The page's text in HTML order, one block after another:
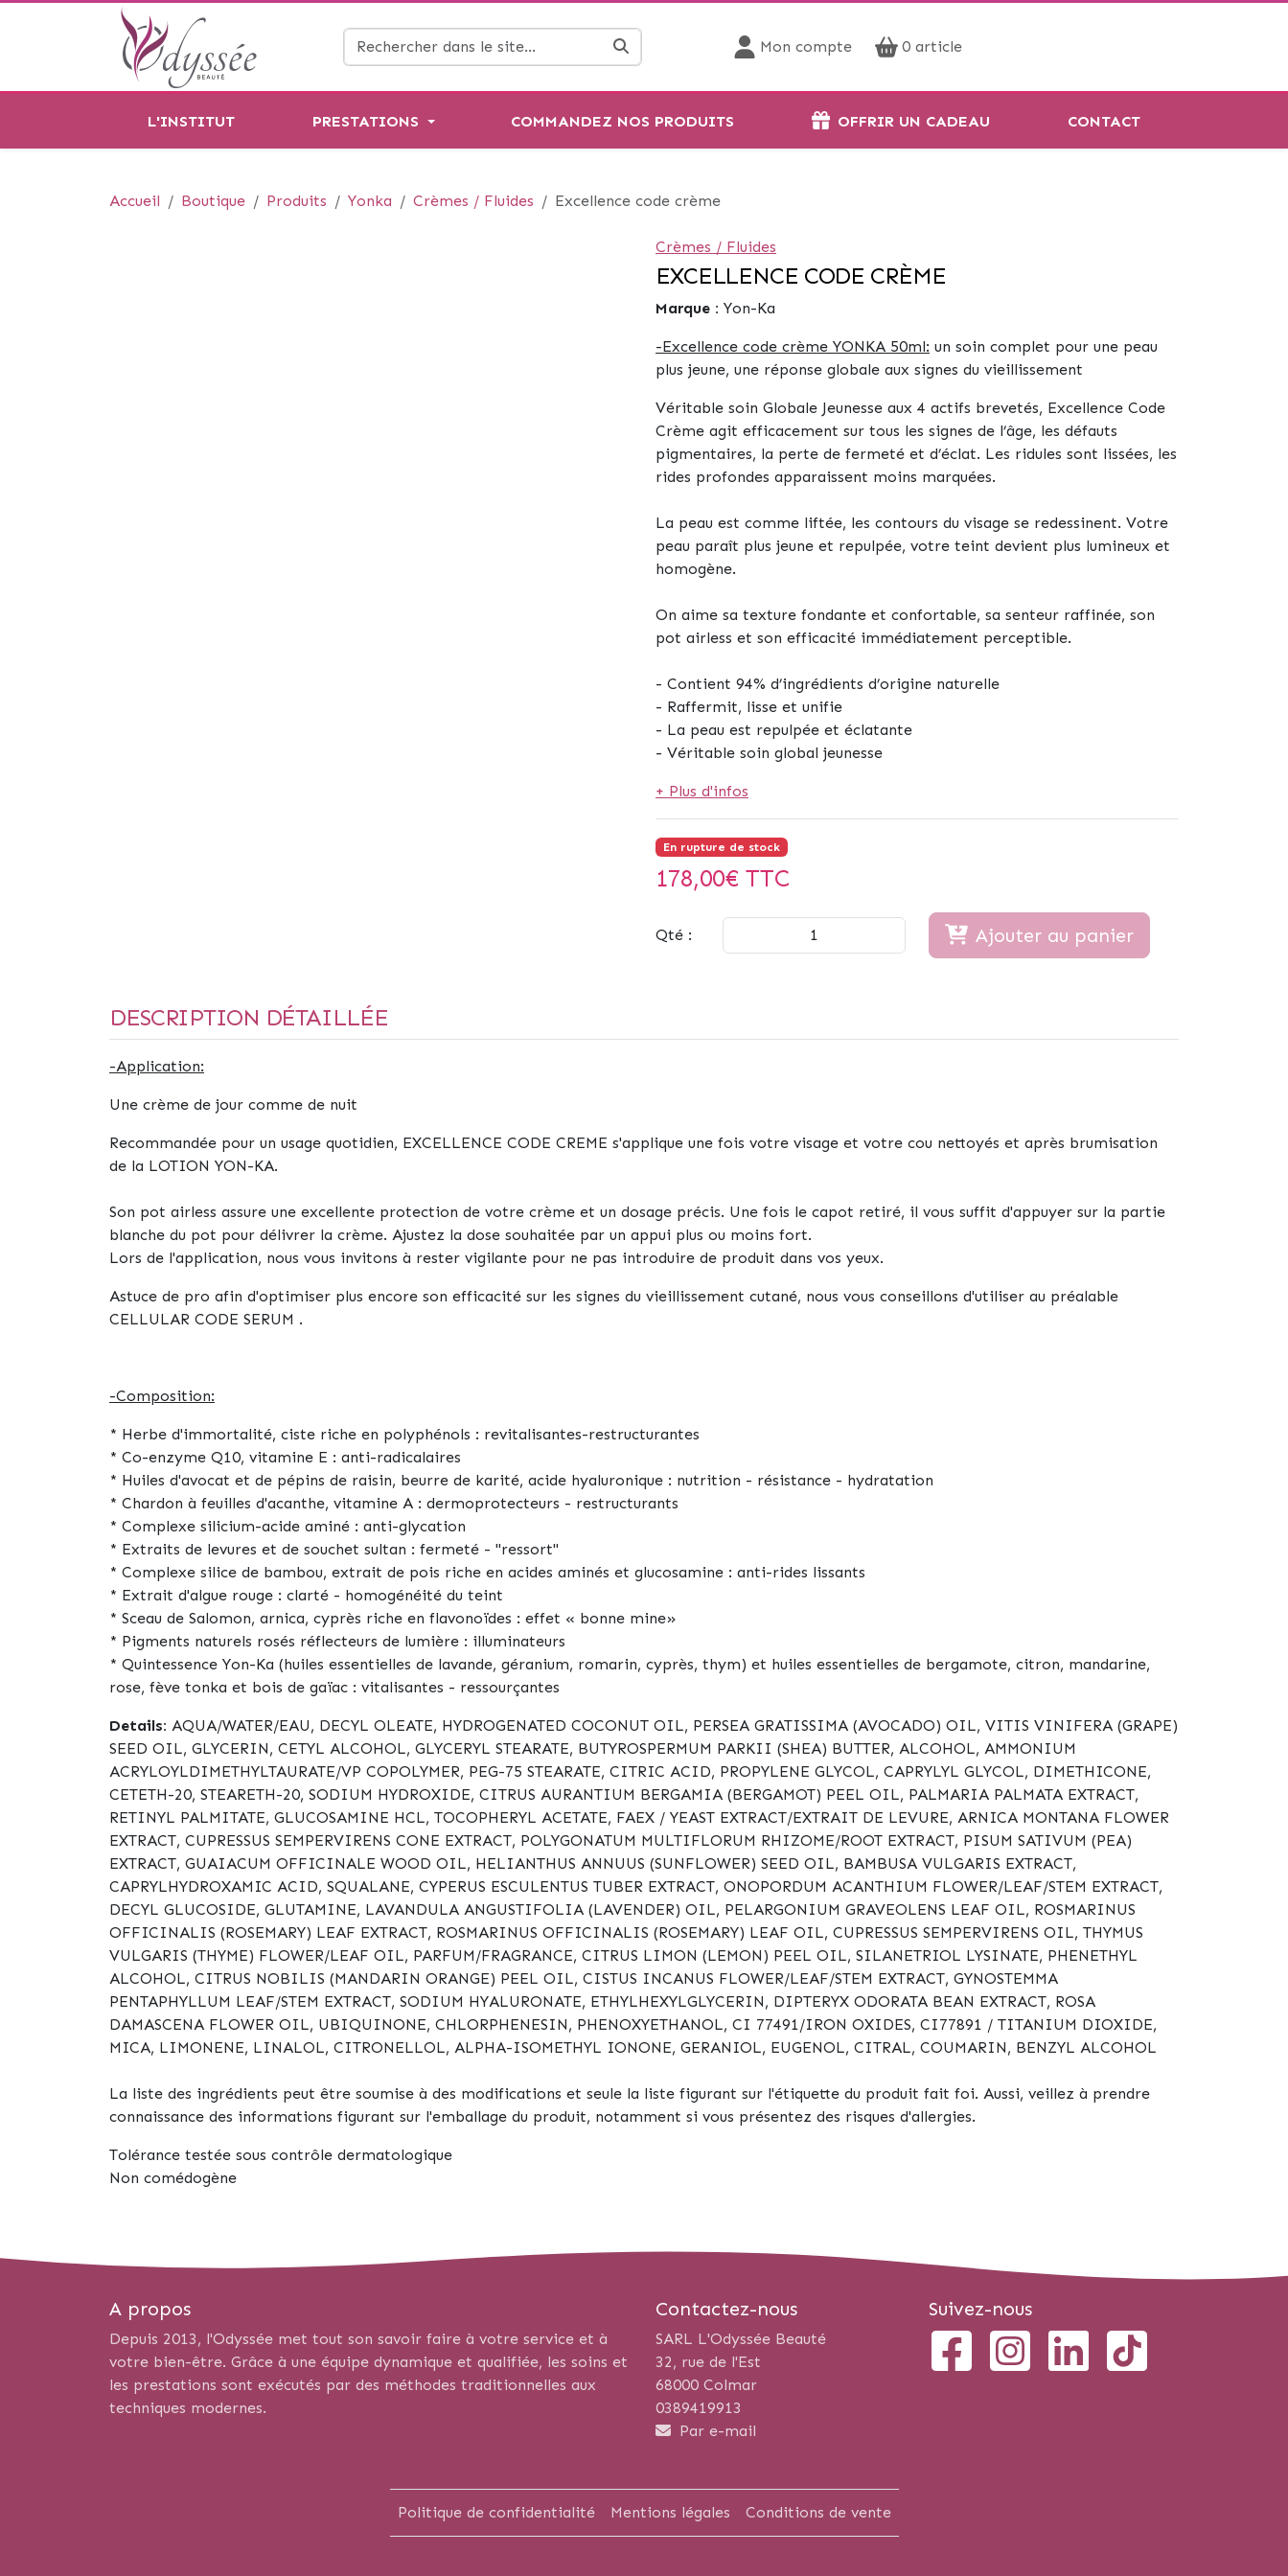
Mon compte 0 article
L'INSTITUT PRESTATIONS COMMANDEZ NOS PRODUITS OFFRIR UN CADEAU CONTACT
Accueil Boutique Produits Yonka Crèmes / Fluides Excellence code crème
Crèmes / Fluides
EXCELLENCE CODE CRÈME
Marque : Yon-Ka
-Excellence code crème YONKA 50ml: un soin complet pour une peau
plus jeune, une réponse globale aux signes du vieillissement
Véritable soin Globale Jeunesse aux 4 actifs brevetés, Excellence Code
Crème agit efficacement sur tous les signes de l’âge, les défauts
pigmentaires, la perte de fermeté et d’éclat. Les ridules sont lissées, les
rides profondes apparaissent moins marquées.
La peau est comme liftée, les contours du visage se redessinent. Votre
peau paraît plus jeune et repulpée, votre teint devient plus lumineux et
homogène.
On aime sa texture fondante et confortable, sa senteur raffinée, son
pot airless et son efficacité immédiatement perceptible.
- Contient 94% d’ingrédients d’origine naturelle
- Raffermit, lisse et unifie
- La peau est repulpée et éclatante
- Véritable soin global jeunesse
+ Plus d'infos
En rupture de stock
178,00€ TTC
Qté : Ajouter au panier
DESCRIPTION DÉTAILLÉE
-Application:
Une crème de jour comme de nuit
Recommandée pour un usage quotidien, EXCELLENCE CODE CREME s'applique une fois votre visage et votre cou nettoyés et après brumisation
de la LOTION YON-KA.
Son pot airless assure une excellente protection de votre crème et un dosage précis. Une fois le capot retiré, il vous suffit d'appuyer sur la partie
blanche du pot pour délivrer la crème. Ajustez la dose souhaitée par un appui plus ou moins fort.
Lors de l'application, nous vous invitons à rester vigilante pour ne pas introduire de produit dans vos yeux.
Astuce de pro afin d'optimiser plus encore son efficacité sur les signes du vieillissement cutané, nous vous conseillons d'utiliser au préalable
CELLULAR CODE SERUM .
-Composition:
* Herbe d'immortalité, ciste riche en polyphénols : revitalisantes-restructurantes
* Co-enzyme Q10, vitamine E : anti-radicalaires
* Huiles d'avocat et de pépins de raisin, beurre de karité, acide hyaluronique : nutrition - résistance - hydratation
* Chardon à feuilles d'acanthe, vitamine A : dermoprotecteurs - restructurants
* Complexe silicium-acide aminé : anti-glycation
* Extraits de levures et de souchet sultan : fermeté - "ressort"
* Complexe silice de bambou, extrait de pois riche en acides aminés et glucosamine : anti-rides lissants
* Extrait d'algue rouge : clarté - homogénéité du teint
* Sceau de Salomon, arnica, cyprès riche en flavonoïdes : effet « bonne mine»
* Pigments naturels rosés réflecteurs de lumière : illuminateurs
* Quintessence Yon-Ka (huiles essentielles de lavande, géranium, romarin, cyprès, thym) et huiles essentielles de bergamote, citron, mandarine,
rose, fève tonka et bois de gaïac : vitalisantes - ressourçantes
Details: AQUA/WATER/EAU, DECYL OLEATE, HYDROGENATED COCONUT OIL, PERSEA GRATISSIMA (AVOCADO) OIL, VITIS VINIFERA (GRAPE)
SEED OIL, GLYCERIN, CETYL ALCOHOL, GLYCERYL STEARATE, BUTYROSPERMUM PARKII (SHEA) BUTTER, ALCOHOL, AMMONIUM
ACRYLOYLDIMETHYLTAURATE/VP COPOLYMER, PEG-75 STEARATE, CITRIC ACID, PROPYLENE GLYCOL, CAPRYLYL GLYCOL, DIMETHICONE,
CETETH-20, STEARETH-20, SODIUM HYDROXIDE, CITRUS AURANTIUM BERGAMIA (BERGAMOT) PEEL OIL, PALMARIA PALMATA EXTRACT,
RETINYL PALMITATE, GLUCOSAMINE HCL, TOCOPHERYL ACETATE, FAEX / YEAST EXTRACT/EXTRAIT DE LEVURE, ARNICA MONTANA FLOWER
EXTRACT, CUPRESSUS SEMPERVIRENS CONE EXTRACT, POLYGONATUM MULTIFLORUM RHIZOME/ROOT EXTRACT, PISUM SATIVUM (PEA)
EXTRACT, GUAIACUM OFFICINALE WOOD OIL, HELIANTHUS ANNUUS (SUNFLOWER) SEED OIL, BAMBUSA VULGARIS EXTRACT,
CAPRYLHYDROXAMIC ACID, SQUALANE, CYPERUS ESCULENTUS TUBER EXTRACT, ONOPORDUM ACANTHIUM FLOWER/LEAF/STEM EXTRACT,
DECYL GLUCOSIDE, GLUTAMINE, LAVANDULA ANGUSTIFOLIA (LAVENDER) OIL, PELARGONIUM GRAVEOLENS LEAF OIL, ROSMARINUS
OFFICINALIS (ROSEMARY) LEAF EXTRACT, ROSMARINUS OFFICINALIS (ROSEMARY) LEAF OIL, CUPRESSUS SEMPERVIRENS OIL, THYMUS
VULGARIS (THYME) FLOWER/LEAF OIL, PARFUM/FRAGRANCE, CITRUS LIMON (LEMON) PEEL OIL, SILANETRIOL LYSINATE, PHENETHYL
ALCOHOL, CITRUS NOBILIS (MANDARIN ORANGE) PEEL OIL, CISTUS INCANUS FLOWER/LEAF/STEM EXTRACT, GYNOSTEMMA
PENTAPHYLLUM LEAF/STEM EXTRACT, SODIUM HYALURONATE, ETHYLHEXYLGLYCERIN, DIPTERYX ODORATA BEAN EXTRACT, ROSA
DAMASCENA FLOWER OIL, UBIQUINONE, CHLORPHENESIN, PHENOXYETHANOL, CI 77491/IRON OXIDES, CI77891 / TITANIUM DIOXIDE,
MICA, LIMONENE, LINALOL, CITRONELLOL, ALPHA-ISOMETHYL IONONE, GERANIOL, EUGENOL, CITRAL, COUMARIN, BENZYL ALCOHOL
La liste des ingrédients peut être soumise à des modifications et seule la liste figurant sur l'étiquette du produit fait foi. Aussi, veillez à prendre
connaissance des informations figurant sur l'emballage du produit, notamment si vous présentez des risques d'allergies.
Tolérance testée sous contrôle dermatologique
Non comédogène
A propos
Depuis 2013, l'Odyssée met tout son savoir faire à votre service et à
votre bien-être. Grâce à une équipe dynamique et qualifiée, les soins et
les prestations sont exécutés par des méthodes traditionnelles aux
techniques modernes.
Contactez-nous
SARL L'Odyssée Beauté
32, rue de l'Est
68000 Colmar
0389419913
Par e-mail
Suivez-nous
Politique de confidentialité Mentions légales Conditions de vente